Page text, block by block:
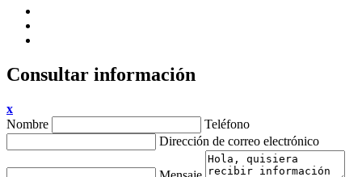
Consultar información
x
Nombre
Teléfono
Dirección de correo electrónico